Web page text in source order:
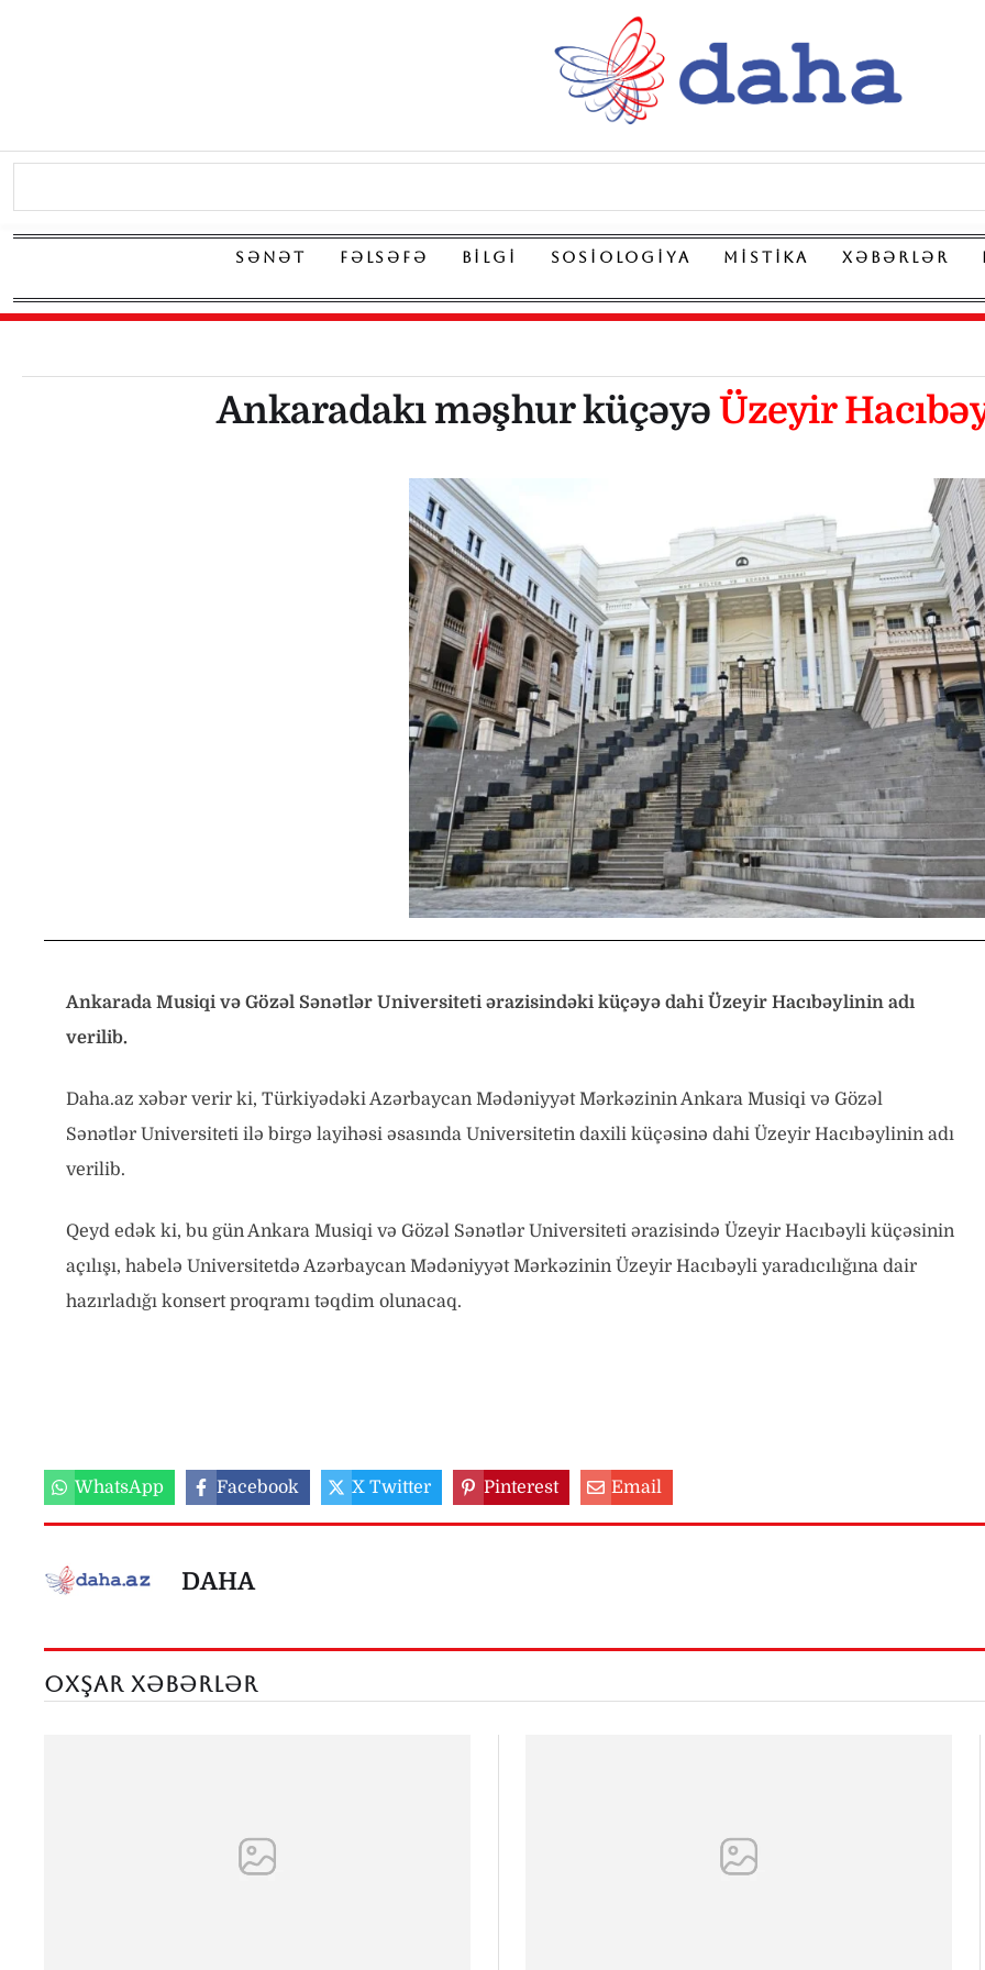
SƏNƏT FƏLSƏFƏ BILGI SOSIOLOGIYA MISTIKA XƏBƏRLƏR
Ankaradakı məşhur küçəyə Üzeyir
Ankarada Musiqi və Gözəl Sənətlər Universiteti ərazisindəki küçəyə dahi Üzeyir Hacıbəylinin adı
verilib.
Daha.az xəbər verir ki, Türkiyədəki Azərbaycan Mədəniyyət Mərkəzinin Ankara Musiqi və Gözəl
Sənətlər Universiteti ilə birgə layihəsi əsasında Universitetin daxili küçəsinə dahi Üzeyir Hacıbəylinin adı
verilib.
Qeyd edək ki, bu gün Ankara Musiqi və Gözəl Sənətlər Universiteti ərazisində Üzeyir Hacıbəyli küçəsinin
açılışı, habelə Universitetdə Azərbaycan Mədəniyyət Mərkəzinin Üzeyir Hacıbəyli yaradıcılığına dair
hazırladığı konsert proqramı təqdim olunacaq.
WhatsApp Facebook X Twitter Pinterest Email
DAHA
OXŞAR XƏBƏRLƏR